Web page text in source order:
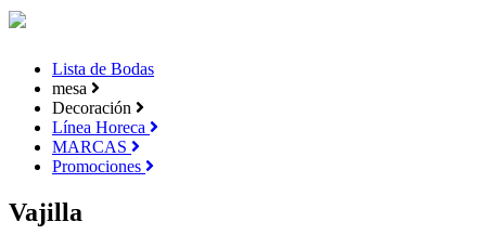
Lista de Bodas
mesa
Decoración
Línea Horeca
MARCAS
Promociones
Vajilla